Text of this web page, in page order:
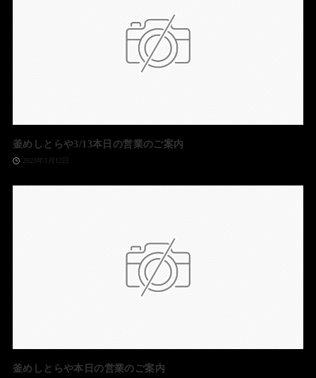
釜めしとらや3/13本日の営業のご案内
2023年3月12日
釜めしとらや本日の営業のご案内